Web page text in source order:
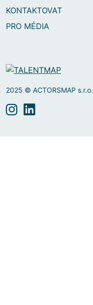
KONTAKTOVAT
PRO MÉDIA
2025 © ACTORSMAP s.r.o.